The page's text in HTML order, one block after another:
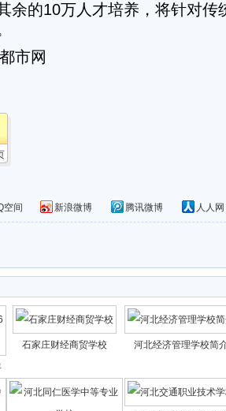
余的10万人才培养，将针对传
市网
空间 新浪微博 腾讯微博 人人网
石家庄财经商贸学校 河北经济管理学校简